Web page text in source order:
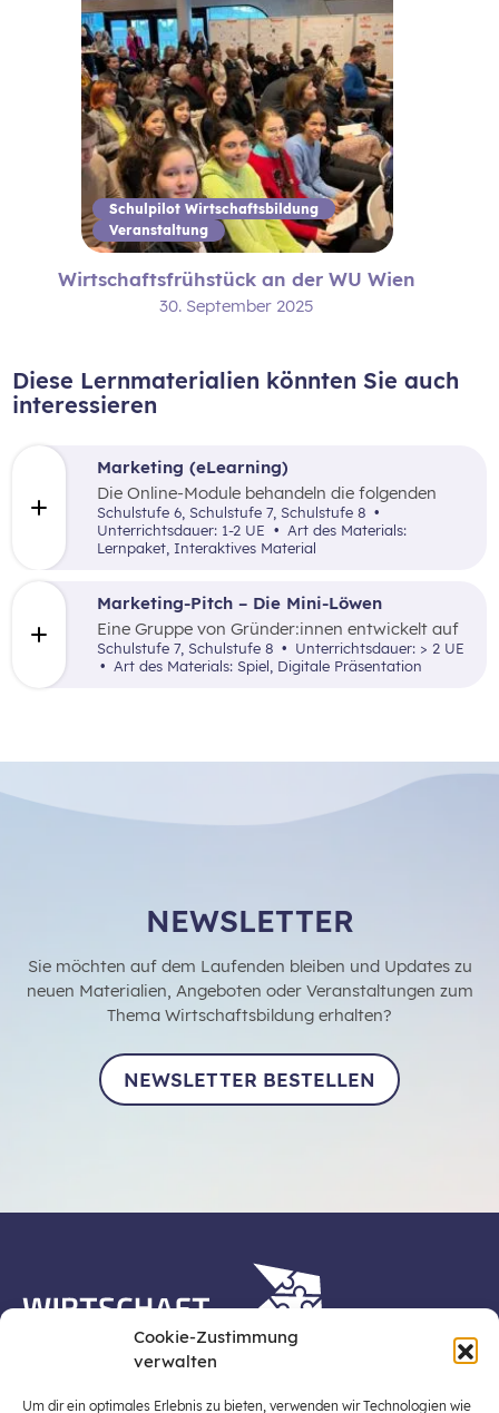
Cookie-Zustimmung
verwalten
Um dir ein optimales Erlebnis zu bieten, verwenden wir Technologien wie
Schulpilot Wirtschaftsbildung
Veranstaltung
Wirtschaftsfrühstück an der WU Wien
30. September 2025
Diese Lernmaterialien könnten Sie auch
interessieren
Marketing (eLearning)
Die Online-Module behandeln die folgenden
Themen: Was ist Marketing, Marktforschung,
die 4P (Price, Promotion, Place und Product)
sowie zentrale Begriffe.
Schulstufe 6, Schulstufe 7, Schulstufe 8
Unterrichtsdauer: 1-2 UE
Lernpaket, Interaktives Material
Marketing-Pitch – Die Mini-Löwen
Eine Gruppe von Gründer:innen entwickelt auf
Basis einer vorgegebenen Unternehmensidee
einen abwechslungsreichen Pitch, der den Mini-
Schulstufe 7, Schulstufe 8
Unterrichtsdauer: > 2 UE
Art des Materials: Spiel, Digitale Präsentation
NEWSLETTER
Sie möchten auf dem Laufenden bleiben und Updates zu
neuen Materialien, Angeboten oder Veranstaltungen zum
Thema Wirtschaftsbildung erhalten?
NEWSLETTER BESTELLEN
Stiftung für Wirtschaftsbildung, Österreichs zentraler